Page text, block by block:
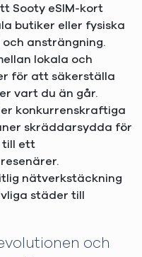
Sooty eSIM-kort
butiker eller fysiska
ansträngning.
lokala och
för att säkerställa
vart du än går.
konkurrenskraftiga
skräddarsydda för
till ett
nätverkstäckning
städer till
och